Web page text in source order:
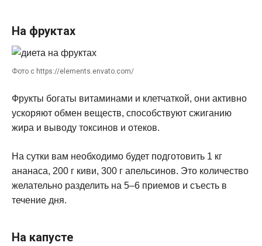
На фруктах
Фото с https://elements.envato.com/
Фрукты богаты витаминами и клетчаткой, они активно
ускоряют обмен веществ, способствуют сжиганию
жира и выводу токсинов и отеков.
На сутки вам необходимо будет подготовить 1 кг
ананаса, 200 г киви, 300 г апельсинов. Это количество
желательно разделить на 5–6 приемов и съесть в
течение дня.
На капусте